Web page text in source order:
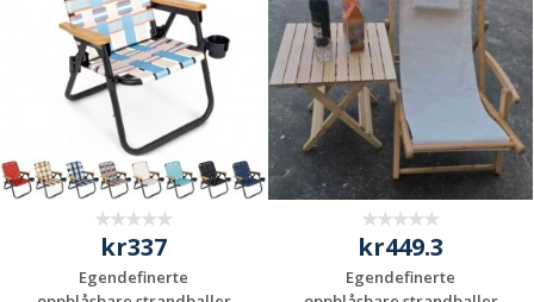
kr337
Egendefinerte
kr449.3
Egendefinerte